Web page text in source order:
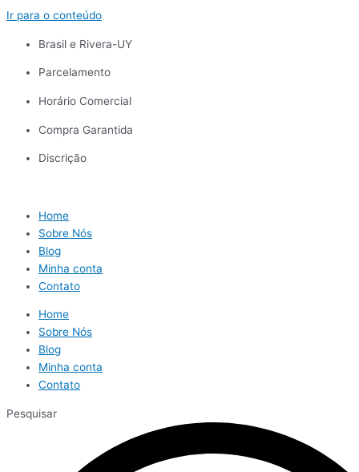
Ir para o conteúdo
Brasil e Rivera-UY
Parcelamento
Horário Comercial
Compra Garantida
Discrição
Home
Sobre Nós
Blog
Minha conta
Contato
Home
Sobre Nós
Blog
Minha conta
Contato
Pesquisar